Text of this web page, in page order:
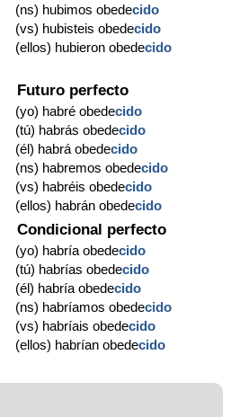
(ns) hubimos obedecido
(vs) hubisteis obedecido
(ellos) hubieron obedecido
Futuro perfecto
(yo) habré obedecido
(tú) habrás obedecido
(él) habrá obedecido
(ns) habremos obedecido
(vs) habréis obedecido
(ellos) habrán obedecido
Condicional perfecto
(yo) habría obedecido
(tú) habrías obedecido
(él) habría obedecido
(ns) habríamos obedecido
(vs) habríais obedecido
(ellos) habrían obedecido